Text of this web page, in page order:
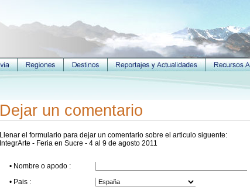
Dejar un comentario
Llenar el formulario para dejar un comentario sobre el articulo siguente:
IntegrArte - Feria en Sucre - 4 al 9 de agosto 2011
• Nombre o apodo :
• Pais :